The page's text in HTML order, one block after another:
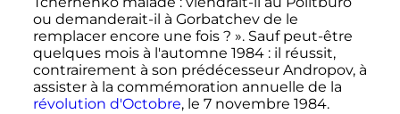
ou demanderait-il à Gorbatchev de le
remplacer encore une fois ? ». Sauf peut-être
quelques mois à l'automne 1984 : il réussit,
contrairement à son prédécesseur Andropov, à
assister à la commémoration annuelle de la
révolution d'Octobre, le 7 novembre 1984.